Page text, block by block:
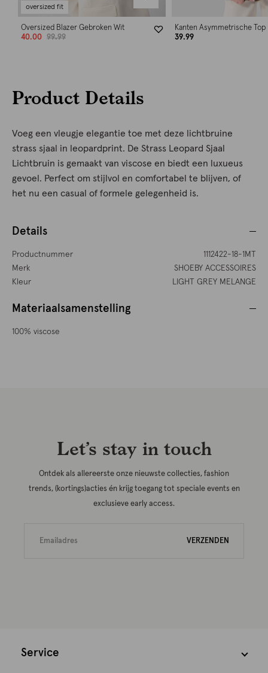
oversized fit
Oversized Blazer Gebroken Wit
40.00
99.99
Kanten Asymmetrische Top
39.99
Product Details
Voeg een vleugje elegantie toe met deze lichtbruine
strass sjaal in leopardprint. De Strass Leopard Sjaal
Lichtbruin is gemaakt van viscose en biedt een luxueus
gevoel. Perfect om stijlvol en comfortabel te blijven, of
het nu een casual of formele gelegenheid is.
Details
Productnummer
1112422-18-1MT
Merk
SHOEBY ACCESSOIRES
Kleur
LIGHT GREY MELANGE
Materiaalsamenstelling
100% viscose
Let’s stay in touch
Ontdek als allereerste onze nieuwste collecties, fashion
trends, (kortings)acties én krijg toegang tot speciale events en
exclusieve early access.
VERZENDEN
Service